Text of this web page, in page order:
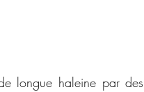
longue haleine par des